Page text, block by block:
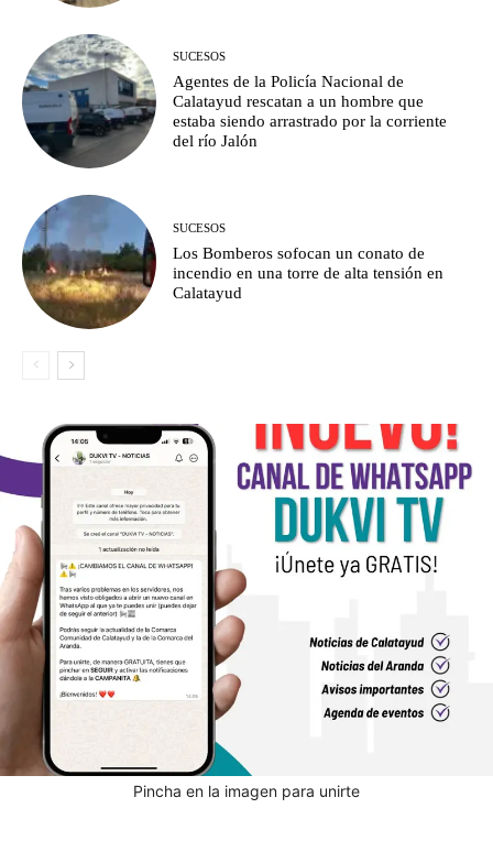
SUCESOS
Agentes de la Policía Nacional de
Calatayud rescatan a un hombre que
estaba siendo arrastrado por la corriente
del río Jalón
SUCESOS
Los Bomberos sofocan un conato de
incendio en una torre de alta tensión en
Calatayud
Pincha en la imagen para unirte